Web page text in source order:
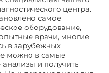
центра.
самое
оборудование,
врачи, многие
в зарубежных
можно в самые
анализы и получить